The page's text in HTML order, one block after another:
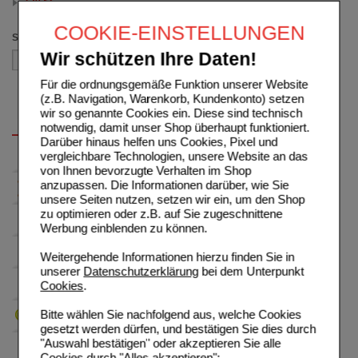
COOKIE-EINSTELLUNGEN
Wir schützen Ihre Daten!
Für die ordnungsgemäße Funktion unserer Website
(z.B. Navigation, Warenkorb, Kundenkonto) setzen
wir so genannte Cookies ein. Diese sind technisch
notwendig, damit unser Shop überhaupt funktioniert.
Darüber hinaus helfen uns Cookies, Pixel und
vergleichbare Technologien, unsere Website an das
von Ihnen bevorzugte Verhalten im Shop
anzupassen. Die Informationen darüber, wie Sie
unsere Seiten nutzen, setzen wir ein, um den Shop
zu optimieren oder z.B. auf Sie zugeschnittene
Werbung einblenden zu können.
Weitergehende Informationen hierzu finden Sie in
unserer Datenschutzerklärungbei dem Unterpunkt
Cookies.
Bitte wählen Sie nachfolgend aus, welche Cookies
gesetzt werden dürfen, und bestätigen Sie dies durch
"Auswahl bestätigen" oder akzeptieren Sie alle
Sortieren nach